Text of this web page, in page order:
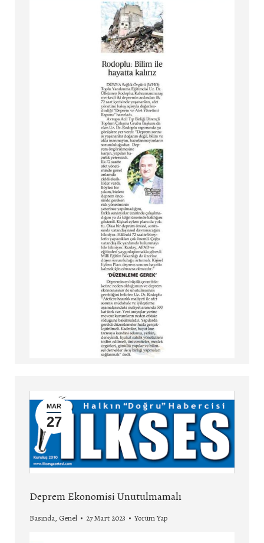
MAR
27
Deprem Ekonomisi Unutulmamalı
Basında, Genel 27 Mart 2023 Yorum Yap